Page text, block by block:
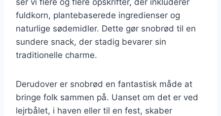
fuldkorn, plantebaserede ingredienser og
naturlige sødemidler. Dette gør snobrød til en
sundere snack, der stadig bevarer sin
traditionelle charme.
Derudover er snobrød en fantastisk måde at
bringe folk sammen på. Uanset om det er ved
lejrbålet, i haven eller til en fest, skaber